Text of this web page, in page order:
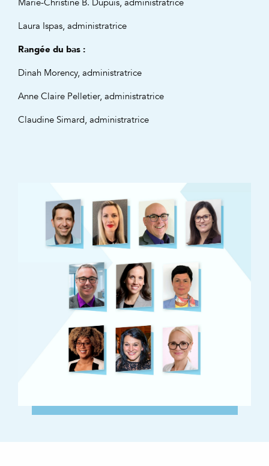
Marie-Christine B. Dupuis, administratrice
Laura Ispas, administratrice
Rangée du bas :
Dinah Morency, administratrice
Anne Claire Pelletier, administratrice
Claudine Simard, administratrice